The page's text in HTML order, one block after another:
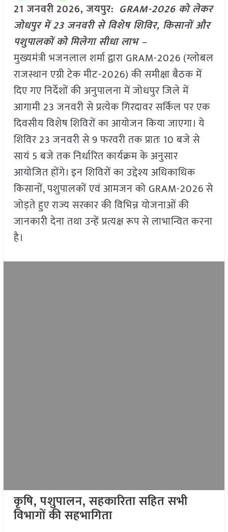
21 जनवरी2026,जयपुर: GRAM-2026 को लेकर
जोधपुर में 23 जनवरी से विशेष शिविर, किसानों और
पशुपालकों को मिलेगा सीधा लाभ –
मुख्यमंत्री भजनलाल शर्मा द्वारा GRAM-2026 (ग्लोबल
राजस्थान एग्री टेक मीट-2026) की समीक्षा बैठक में
दिए गए निर्देशों की अनुपालना में जोधपुर जिले में
आगामी 23 जनवरी से प्रत्येक गिरदावर सर्किल पर एक
दिवसीय विशेष शिविरों का आयोजन किया जाएगा। ये
शिविर 23 जनवरी से 9 फरवरी तक प्रातः 10 बजे से
सायं 5 बजे तक निर्धारित कार्यक्रम के अनुसार
आयोजित होंगे। इन शिविरों का उद्देश्य अधिकाधिक
किसानों, पशुपालकों एवं आमजन को GRAM-2026 से
जोड़ते हुए राज्य सरकार की विभिन्न योजनाओं की
जानकारी देना तथा उन्हें प्रत्यक्ष रूप से लाभान्वित करना
है।
कृषि, पशुपालन, सहकारिता सहित सभी
विभागों की सहभागिता